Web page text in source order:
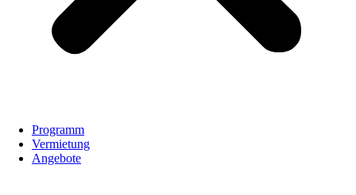
Programm
Vermietung
Angebote